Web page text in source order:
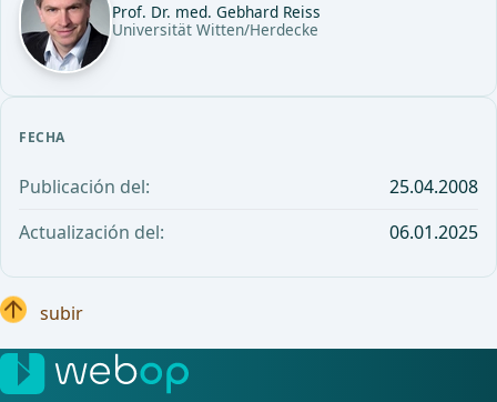
Prof. Dr. med. Gebhard Reiss
Universität Witten/Herdecke
FECHA
Publicación del:
25.04.2008
Actualización del:
06.01.2025
subir